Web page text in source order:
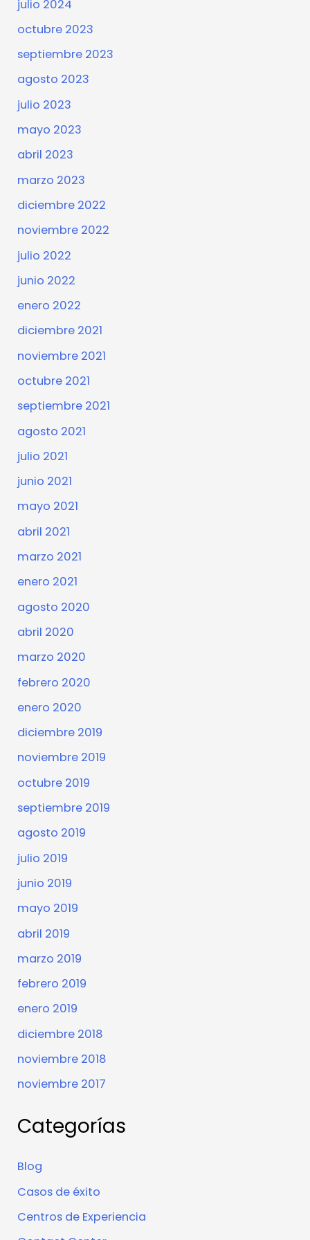
julio 2024
octubre 2023
septiembre 2023
agosto 2023
julio 2023
mayo 2023
abril 2023
marzo 2023
diciembre 2022
noviembre 2022
julio 2022
junio 2022
enero 2022
diciembre 2021
noviembre 2021
octubre 2021
septiembre 2021
agosto 2021
julio 2021
junio 2021
mayo 2021
abril 2021
marzo 2021
enero 2021
agosto 2020
abril 2020
marzo 2020
febrero 2020
enero 2020
diciembre 2019
noviembre 2019
octubre 2019
septiembre 2019
agosto 2019
julio 2019
junio 2019
mayo 2019
abril 2019
marzo 2019
febrero 2019
enero 2019
diciembre 2018
noviembre 2018
noviembre 2017
Categorías
Blog
Casos de éxito
Centros de Experiencia